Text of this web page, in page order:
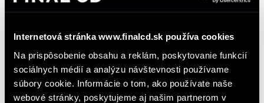
Internetová stránka www.finalcd.sk používa cookies
Na prispôsobenie obsahu a reklám, poskytovanie funkcií
sociálnych médií a analýzu návštevnosti používame
súbory cookie. Informácie o tom, ako používate naše
webové stránky, poskytujeme aj našim partnerom v
Poznámka: